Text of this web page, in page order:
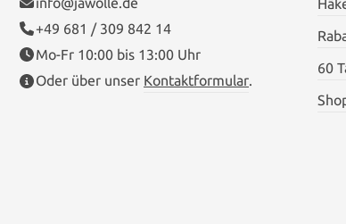
+49 681 / 309 842 14
Mo-Fr 10:00 bis 13:00 Uhr
Oder über unser Kontaktformular.
60